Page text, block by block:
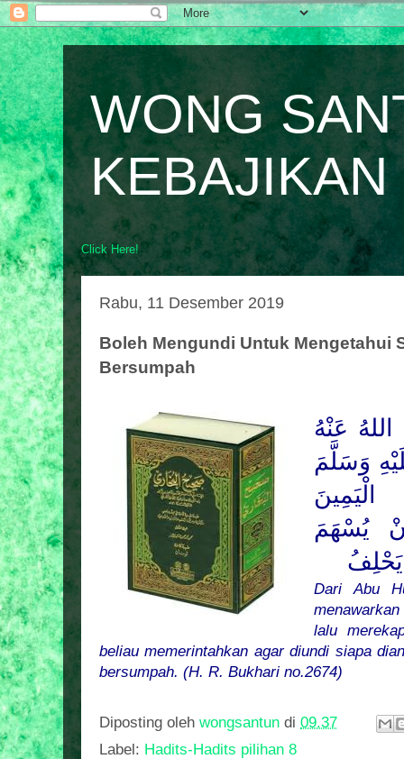
WONG
KEBAJIKAN
Click Here!
Rabu, 11 Desember 2019
Boleh Mengundi Untuk Mengetahui
Bersumpah
عَنْهُ
وَسَلَّمَ
يُسْهَمَ
يَحْلِفُ
Dari Abu
lalu
beliau memerintahkan agar diundi siapa
bersumpah. (H. R. Bukhari no.2674)
Diposting oleh wongsantun di 09.37
Label: Hadits-Hadits pilihan 8